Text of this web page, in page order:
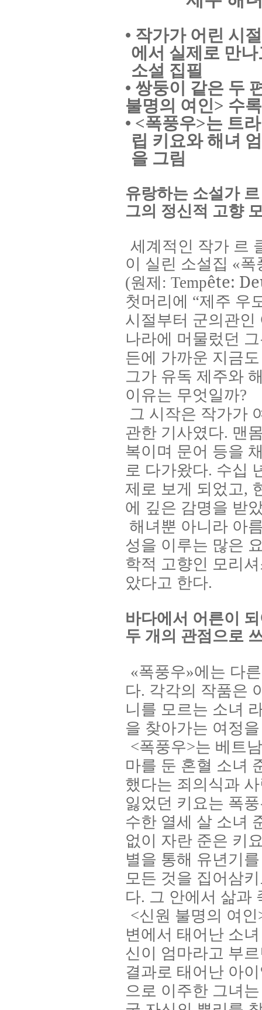
• 작가가 어린 시
에서 실제로 만나
소설 집필
• 쌍둥이 같은 두
불명의 여인> 수록
• <폭풍우>는 트
립 키요와 해녀
을 그림
유랑하는 소설가
그의 정신적 고향
세계적인 작가 르
이 실린 소설집 «폭
(원제 : Tempête:
첫머리에 “제주 우
시절부터 군의관인
나라에 머물렀던
든에 가까운 지금
그가 유독 제주와
이유는 무엇일까?
그 시작은 작가가
관한 기사였다. 맨
복이며 문어 등을
로 다가왔다. 수십
제로 보게 되었고,
에 깊은 감명을 받
해녀뿐 아니라 아
성을 이루는 많은
학적 고향인 모리
았다고 한다.
바다에서 어른이
두 개의 관점으로
«폭풍우»에는 다
다. 각각의 작품은
니를 모르는 소녀
을 찾아가는 여정
<폭풍우>는 베트
마를 둔 혼혈 소녀
했다는 죄의식과
잃었던 키요는 폭
수한 열세 살 소녀
없이 자란 준은 키
별을 통해 유년기
모든 것을 집어삼
다. 그 안에서 삶과
<신원 불명의 여인
변에서 태어난 소
신이 엄마라고 부
결과로 태어난 아
으로 이주한 그녀